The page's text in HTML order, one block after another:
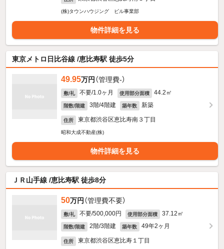
(株)タウンハウジング ビル事業部
物件詳細を見る
東京メトロ日比谷線 /恵比寿駅 徒歩5分
49.95万円 （管理費-）
敷/礼 不要/1.0ヶ月 使用部分面積 44.2㎡
階数/階建 3階/4階建 築年数 新築
住所 東京都渋谷区恵比寿南３丁目
昭和大成不動産(株)
物件詳細を見る
ＪＲ山手線 /恵比寿駅 徒歩8分
50万円 （管理費不要）
敷/礼 不要/500,000円 使用部分面積 37.12㎡
階数/階建 2階/3階建 築年数 49年2ヶ月
住所 東京都渋谷区恵比寿１丁目